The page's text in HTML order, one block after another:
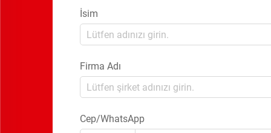
İsim
Firma Adı
Cep/WhatsApp